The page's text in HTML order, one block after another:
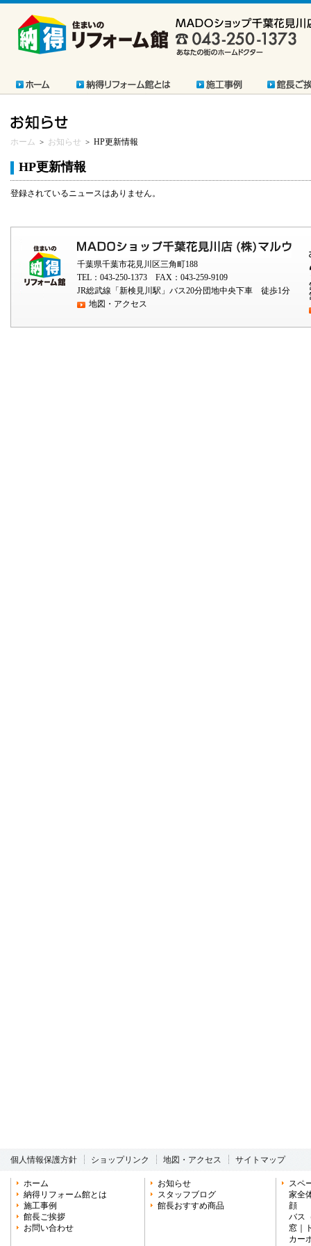
ホーム > お知らせ > HP更新情報
HP更新情報
登録されているニュースはありません。
千葉県千葉市花見川区三角町188
TEL：043-250-1373 FAX：043-259-9109
JR総武線「新検見川駅」バス20分団地中央下車 徒歩1分
地図・アクセス
個人情報保護方針 ショップリンク 地図・アクセス サイトマップ
ホーム
納得リフォーム館とは
施工事例
館長ご挨拶
お問い合わせ
お知らせ
スタッフブログ
館長おすすめ商品
スペ
家全
顔
バス
窓
カー